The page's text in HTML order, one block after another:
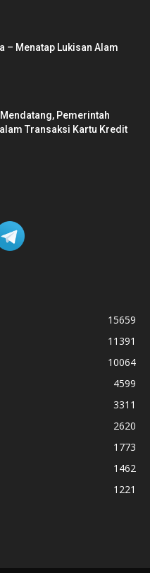
– Menatap Lukisan Alam
Pemerintah
Transaksi Kartu Kredit
15659
11391
10064
4599
3311
2620
1773
1462
1221